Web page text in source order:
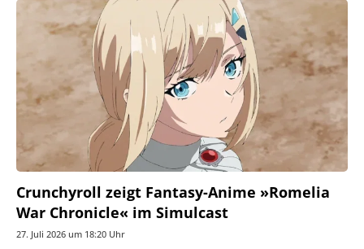
Crunchyroll zeigt Fantasy-Anime »Romelia
War Chronicle« im Simulcast
27. Juli 2026 um 18:20 Uhr